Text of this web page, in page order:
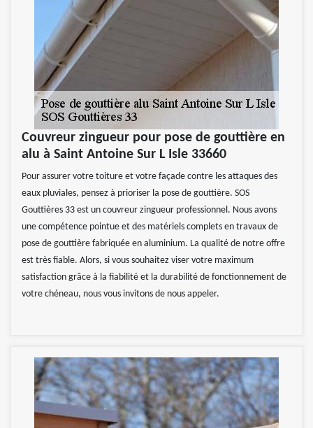
Couvreur zingueur pour pose de gouttière en
alu à Saint Antoine Sur L Isle 33660
Pour assurer votre toiture et votre façade contre les attaques des
eaux pluviales, pensez à prioriser la pose de gouttière. SOS
Gouttières 33 est un couvreur zingueur professionnel. Nous avons
une compétence pointue et des matériels complets en travaux de
pose de gouttière fabriquée en aluminium. La qualité de notre offre
est très fiable. Alors, si vous souhaitez viser votre maximum
satisfaction grâce à la fiabilité et la durabilité de fonctionnement de
votre chéneau, nous vous invitons de nous appeler.